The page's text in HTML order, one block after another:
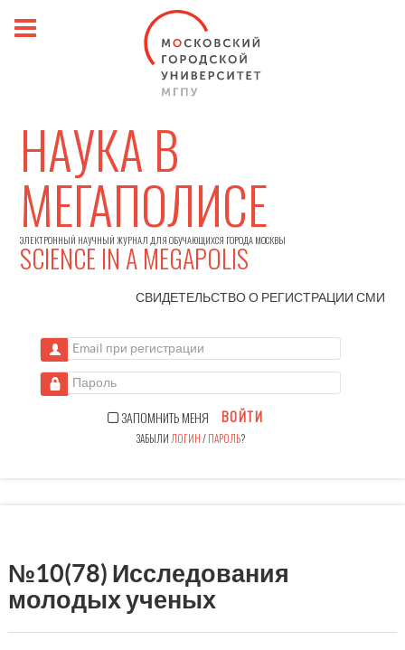
НАУКА В
МЕГАПОЛИСЕ
ЭЛЕКТРОННЫЙ НАУЧНЫЙ ЖУРНАЛ ДЛЯ ОБУЧАЮЩИХСЯ ГОРОДА МОСКВЫ
SCIENCE IN A MEGAPOLIS
СВИДЕТЕЛЬСТВО О РЕГИСТРАЦИИСМИ
Email при регистрации
Пароль
ЗАПОМНИТЬ МЕНЯ ВОЙТИ
ЗАБЫЛИ ЛОГИН/ПАРОЛЬ?
№10(78) Исследования
молодых ученых